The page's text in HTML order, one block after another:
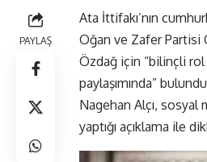
PAYLAŞ
Ata İttifakı’nın
Oğan ve Zafer Partisi
Özdağ için “bilinçli rol
paylaşımında”
Nagehan Alçı, sosyal
yaptığı açıklama ile